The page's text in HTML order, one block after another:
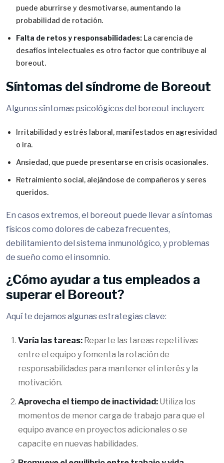
puede aburrirse y desmotivarse, aumentando la
probabilidad de rotación.
Falta de retos y responsabilidades: La carencia de
desafíos intelectuales es otro factor que contribuye al
boreout.
Síntomas del síndrome de Boreout
Algunos síntomas psicológicos del boreout incluyen:
Irritabilidad y estrés laboral, manifestados en agresividad
o ira.
Ansiedad, que puede presentarse en crisis ocasionales.
Retraimiento social, alejándose de compañeros y seres
queridos.
En casos extremos, el boreout puede llevar a síntomas
físicos como dolores de cabeza frecuentes,
debilitamiento del sistema inmunológico, y problemas
de sueño como el insomnio.
¿Cómo ayudar a tus empleados a
superar el Boreout?
Aquí te dejamos algunas estrategias clave:
Varía las tareas: Reparte las tareas repetitivas
entre el equipo y fomenta la rotación de
responsabilidades para mantener el interés y la
motivación.
Aprovecha el tiempo de inactividad: Utiliza los
momentos de menor carga de trabajo para que el
equipo avance en proyectos adicionales o se
capacite en nuevas habilidades.